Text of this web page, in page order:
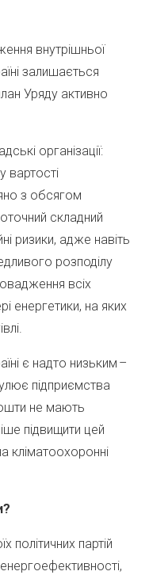
внутрішньої
залишається
Уряду активно
організації:
вартості
з обсягом
складний
ризики, адже навіть
розподілу
всіх
енергетики, на яких
є надто низьким –
підприємства
не мають
підвищити цей
кліматоохоронні
політичних партій